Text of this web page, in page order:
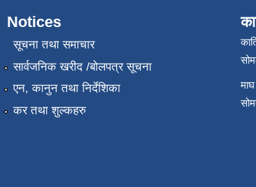
Notices
सूचना तथा समाचार
सार्वजनिक खरीद /बोलपत्र सूचना
एन, कानुन तथा निर्देशिका
कर तथा शुल्कहरु